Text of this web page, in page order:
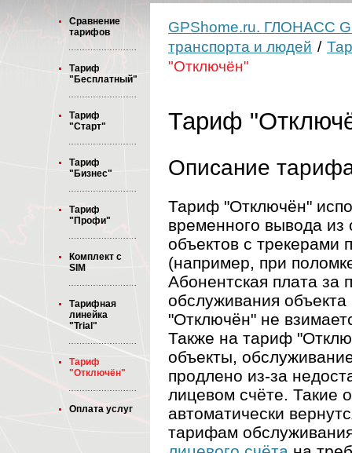
Сравнение
тарифов
Тариф
"Бесплатный"
Тариф
"Старт"
Тариф
"Бизнес"
Тариф
"Профи"
Комплект с
SIM
Тарифная
линейка
"Trial"
Тариф
"Отключён"
Оплата услуг
GPShome.ru. ГЛОНАСС
транспорта и людей /
"Отключён"
Тариф
Описание
Тариф "Отключён"
временного вывода из
объектов с
(например, при
Абонентская плата за
обслуживания
"Отключён" не
Также на тариф
объекты,
продлено из-за
лицевом счёте. Такие
автоматически
тарифам